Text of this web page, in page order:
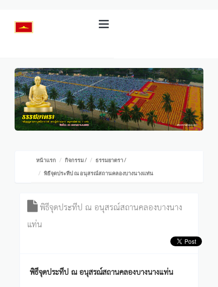
หน้าแรก กิจกรรม/ ธรรมยาตรา/
พิธีจุดประทีป ณ อนุสรณ์สถานคลองบางนางแท่น
พิธีจุดประทีป ณ อนุสรณ์สถานคลองบางนาง
แท่น
พิธีจุดประทีป ณ อนุสรณ์สถานคลองบางนางแท่น